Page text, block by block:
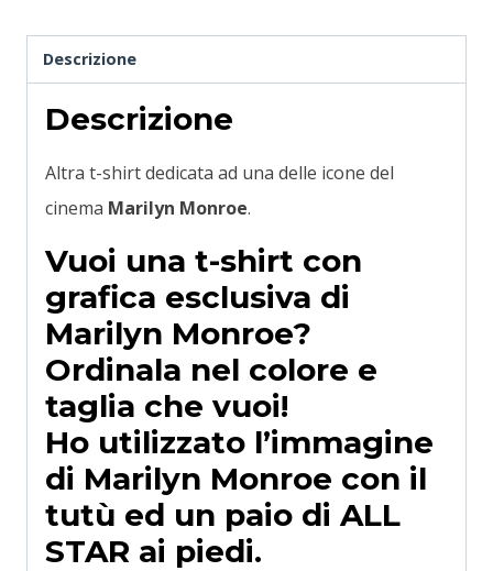
Descrizione
Descrizione
Altra t-shirt dedicata ad una delle icone del
cinema Marilyn Monroe.
Vuoi una t-shirt con
grafica esclusiva di
Marilyn Monroe?
Ordinala nel colore e
taglia che vuoi!
Ho utilizzato l’immagine
di Marilyn Monroe con il
tutù ed un paio di ALL
STAR ai piedi.